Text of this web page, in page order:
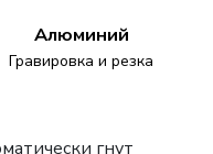
Алюминий
Гравировка и резка
гнут